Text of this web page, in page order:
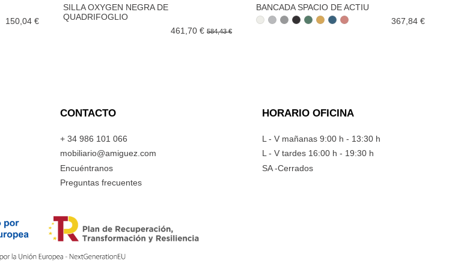
150,04 €
SILLA OXYGEN NEGRA DE
QUADRIFOGLIO
461,70 € 584,43 €
BANCADA SPACIO DE ACTIU
367,84 €
CONTACTO
+ 34 986 101 066
mobiliario@amiguez.com
Encuéntranos
Preguntas frecuentes
HORARIO OFICINA
L - V mañanas 9:00 h - 13:30 h
L - V tardes 16:00 h - 19:30 h
SA -Cerrados